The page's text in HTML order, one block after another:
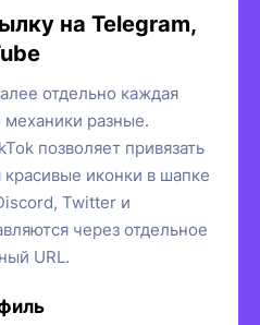
на Telegram,
отдельно каждая
разные.
позволяет привязать
красивые иконки в шапке
Twitter и
через отдельное
URL.